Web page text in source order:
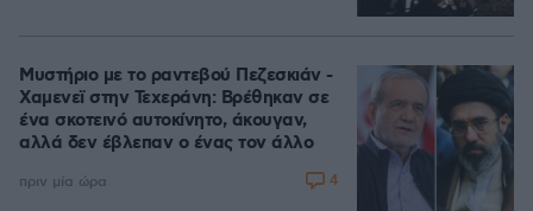
Μυστήριο με το ραντεβού Πεζεσκιάν -
Χαμενεϊ στην Τεχεράνη: Βρέθηκαν σε
ένα σκοτεινό αυτοκίνητο, άκουγαν,
αλλά δεν έβλεπαν ο ένας τον άλλο
πριν μία ώρα 4